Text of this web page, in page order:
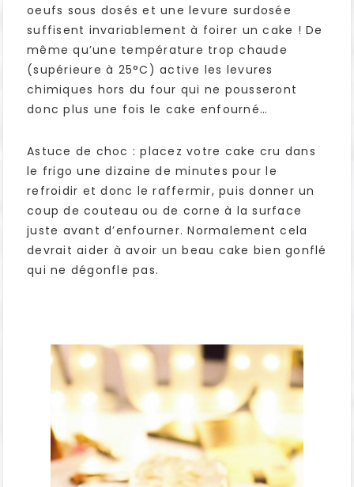
oeufs sous dosés et une levure surdosée
suffisent invariablement à foirer un cake ! De
même qu’une température trop chaude
(supérieure à 25°C) active les levures
chimiques hors du four qui ne pousseront
donc plus une fois le cake enfourné…
Astuce de choc : placez votre cake cru dans
le frigo une dizaine de minutes pour le
refroidir et donc le raffermir, puis donner un
coup de couteau ou de corne à la surface
juste avant d’enfourner. Normalement cela
devrait aider à avoir un beau cake bien gonflé
qui ne dégonfle pas.